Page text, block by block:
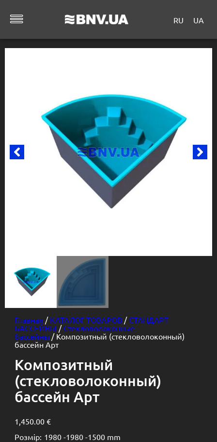
RU UA
Главная / КАТАЛОГ ТОВАРОВ / СТАНДАРТ
БАССЕЙНЫ / Стекловолоконные
бассейны / Композитный (стекловолоконный)
бассейн Арт
Композитный
(стекловолоконный)
бассейн Арт
1,450.00 €
Розмір: 1980 -1980 -1500 mm